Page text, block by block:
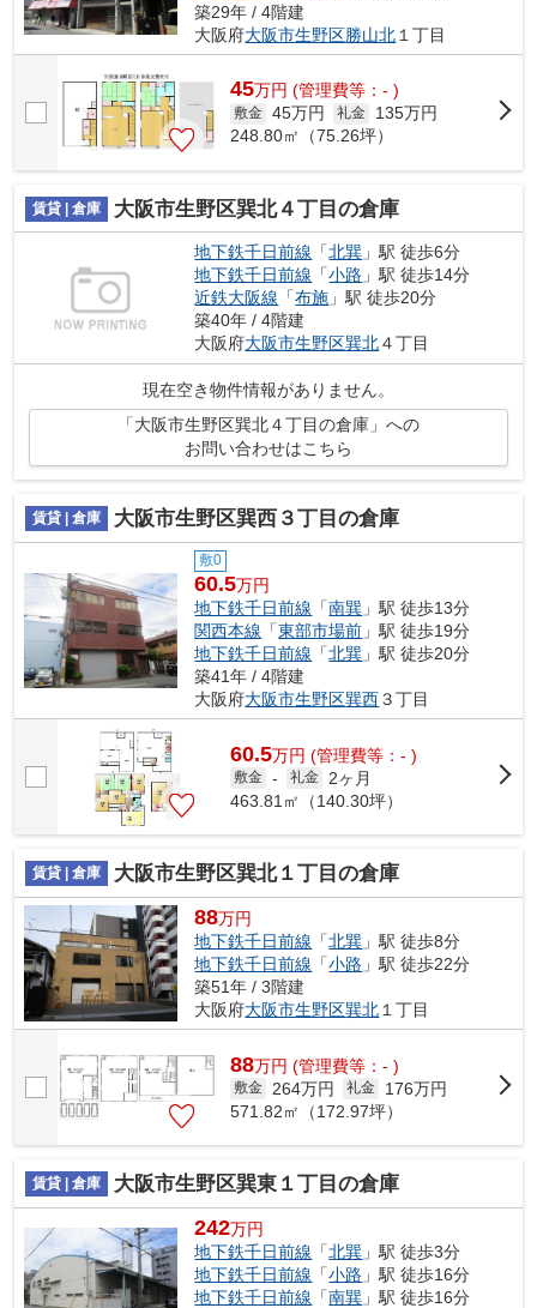
築29年 / 4階建
大阪府大阪市生野区勝山北 １丁目
45万円 (管理費等：- )
敷金 45万円 礼金
135万円
248.80㎡（75.26坪）
賃貸 | 倉庫 大阪市生野区巽北４丁目の倉庫
地下鉄千日前線 「北巽 」駅 徒歩6分
地下鉄千日前線 「小路 」駅 徒歩14分
近鉄大阪線 「布施 」駅 徒歩20分
築40年 / 4階建
大阪府大阪市生野区巽北４丁目
現在空き物件情報がありません。
「大阪市生野区巽北４丁目の倉庫」への
お問い合わせはこちら
賃貸 | 倉庫 大阪市生野区巽西３丁目の倉庫
敷0
60.5万円
地下鉄千日前線 「南巽 」駅 徒歩13分
関西本線 「東部市場前 」駅 徒歩19分
地下鉄千日前線 「北巽 」駅 徒歩20分
築41年 / 4階建
大阪府大阪市生野区巽西３丁目
60.5万円 (管理費等：- )
敷金 - 礼金
2ヶ月
463.81㎡（140.30坪）
賃貸 | 倉庫 大阪市生野区巽北１丁目の倉庫
88万円
地下鉄千日前線 「北巽 」駅 徒歩8分
地下鉄千日前線 「小路 」駅 徒歩22分
築51年 / 3階建
大阪府大阪市生野区巽北 １丁目
88万円 (管理費等：- )
敷金 264万円 礼金
176万円
571.82㎡（172.97坪）
賃貸 | 倉庫 大阪市生野区巽東１丁目の倉庫
242万円
地下鉄千日前線 「北巽 」駅 徒歩3分
地下鉄千日前線 「小路 」駅 徒歩16分
地下鉄千日前線 「南巽 」駅 徒歩16分